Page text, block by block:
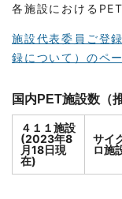
各施設における
施設代表委員ご登
録について）のペ
国内PET施設数（
４１１施設
(2023年8
月18日現
在)
サイ
ロ施